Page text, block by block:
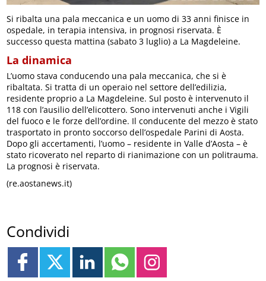
Si ribalta una pala meccanica e un uomo di 33 anni finisce in
ospedale, in terapia intensiva, in prognosi riservata. È
successo questa mattina (sabato 3 luglio) a La Magdeleine.
La dinamica
L’uomo stava conducendo una pala meccanica, che si è
ribaltata. Si tratta di un operaio nel settore dell’edilizia,
residente proprio a La Magdeleine. Sul posto è intervenuto il
118 con l’ausilio dell’elicottero. Sono intervenuti anche i Vigili
del fuoco e le forze dell’ordine. Il conducente del mezzo è stato
trasportato in pronto soccorso dell’ospedale Parini di Aosta.
Dopo gli accertamenti, l’uomo – residente in Valle d’Aosta – è
stato ricoverato nel reparto di rianimazione con un politrauma.
La prognosi è riservata.
(re.aostanews.it)
Condividi